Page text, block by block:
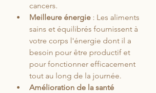
cancers.
Meilleure énergie : Les aliments
sains et équilibrés fournissent à
votre corps l'énergie dont il a
besoin pour être productif et
pour fonctionner efficacement
tout au long de la journée.
Amélioration de la santé